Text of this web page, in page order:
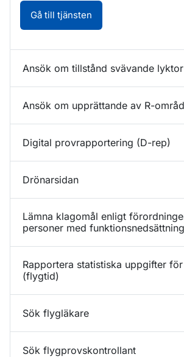
Gå till tjänsten
Ansök om tillstånd svävande lyktor
Ansök om upprättande av R-
Digital provrapportering (D-rep)
Drönarsidan
Lämna klagomål enligt
personer med funktionsnedsättning
Rapportera statistiska uppgifter
(flygtid)
Sök flygläkare
Sök flygprovskontrollant